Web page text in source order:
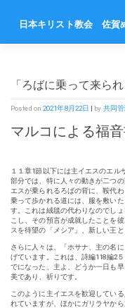
content日本キリスト教会 佐賀
「ろばに乗って来られ
Posted on 2021年8月22日 | by 共同
マルコによる福
１１章1節以下には主イエスのエル
部分では、特に人々の動きが二つ
エスが乗られるろばの背に、鞍代
乗って歩かれる道には、服を敷い
す。これは絨毯の代わりなのでし
こし、その預言が成就したことを
スを待望の「メシア」、新しい王と
さらに人々は、「ホサナ、主の名
げています。これは、詩編118編2
でになった、主よ、どうか一日も
美であり、祈りです。
このように主イエスを歓迎してい
れていますが、ほかにガリラヤか